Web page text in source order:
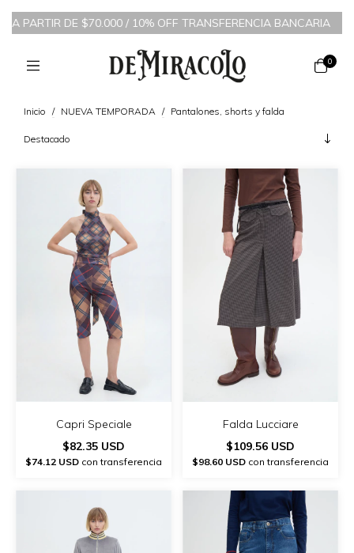
DE $70.000 / 10% OFF TRANSFERENCIA BANCARIA /6
0
Inicio / NUEVA TEMPORADA / Pantalones, shorts y falda
Capri Speciale
$82.35 USD
$74.12 USD con transferencia
Falda Lucciare
$109.56 USD
$98.60 USD con transferencia